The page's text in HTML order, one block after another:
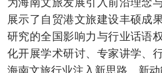
展示了自贸港文旅建设丰硕成
研究的全国影响力与行业话语
化开展学术研讨、专家讲学、
海南文旅行业注入新思路、新动